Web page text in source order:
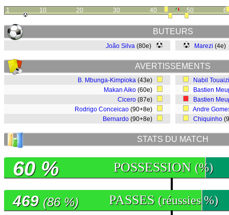
1 10 20 30 40 50
BUTEURS
João Silva (80e) Marezi (4e)
AVERTISSEMENTS
B. Mbunga-Kimpioka (43e)
Makan Aiko (60e)
Cicero (87e)
Rodrigo Conceicao (90+8e)
Bernardo (90+8e)
Nabil Touaizi
Bastien
Bastien
Andre
Chiquinho
STATS DU MATCH
POSSESSION (%)
60 %
PASSES (réussies %)
469 (86 %)